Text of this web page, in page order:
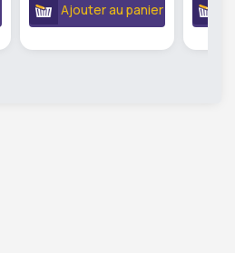
Ajouter au panier